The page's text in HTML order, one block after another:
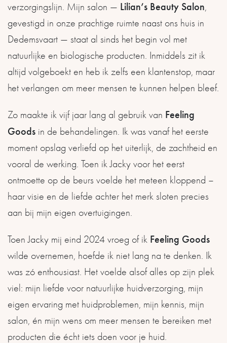
verzorgingslijn. Mijn salon — Lilian’s Beauty Salon,
gevestigd in onze prachtige ruimte naast ons huis in
Dedemsvaart — staat al sinds het begin vol met
natuurlijke en biologische producten. Inmiddels zit ik
altijd volgeboekt en heb ik zelfs een klantenstop, maar
het verlangen om meer mensen te kunnen helpen bleef.
Zo maakte ik vijf jaar lang al gebruik van Feeling
Goods in de behandelingen. Ik was vanaf het eerste
moment opslag verliefd op het uiterlijk, de zachtheid en
vooral de werking. Toen ik Jacky voor het eerst
ontmoette op de beurs voelde het meteen kloppend –
haar visie en de liefde achter het merk sloten precies
aan bij mijn eigen overtuigingen.
Toen Jacky mij eind 2024 vroeg of ik Feeling Goods
wilde overnemen, hoefde ik niet lang na te denken. Ik
was zó enthousiast. Het voelde alsof alles op zijn plek
viel: mijn liefde voor natuurlijke huidverzorging, mijn
eigen ervaring met huidproblemen, mijn kennis, mijn
salon, én mijn wens om meer mensen te bereiken met
producten die écht iets doen voor je huid.